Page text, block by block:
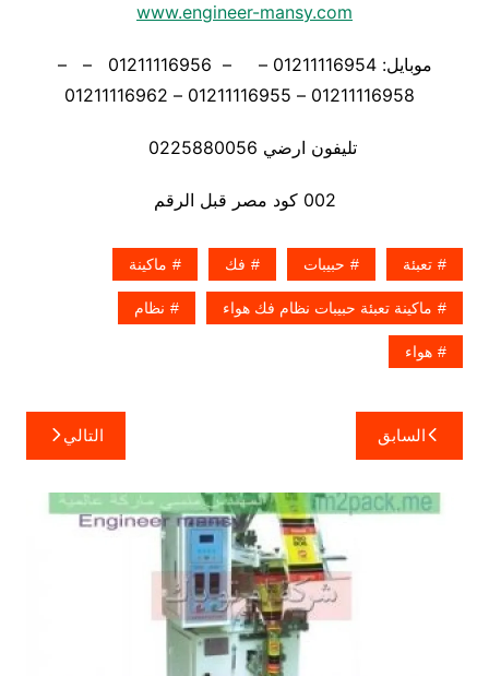
www.engineer-mansy.com
موبايل: 01211116954 – – 01211116956 – –
تليفون ارضي 0225880056
002 كود مصر قبل الرقم
تعبئة حبيبات فك ماكينة
ماكينة تعبئة حبيبات نظام فك هواء نظام
هواء
تصفّح
المقالات
السابق التالي